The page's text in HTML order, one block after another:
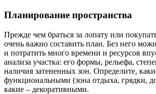
Планирование пространства
Прежде чем браться за лопату или
очень важно составить план. Без него
и потратить много времени и ресурсов
анализа участка: его формы, рельефа,
наличия затененных зон. Определите,
функциональными (зона отдыха, грядки,
какие – декоративными.